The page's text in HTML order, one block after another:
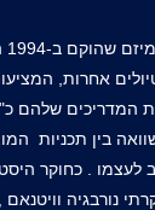
אחרות,
המדריכים שלהם
בין תכניות
לעצמו . כחוקר
נורבגיה